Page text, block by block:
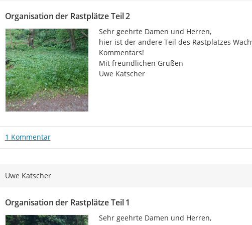
Organisation der Rastplätze Teil 2
Sehr geehrte Damen und Herren,
hier ist der andere Teil des Rastplatzes
Kommentars!
Mit freundlichen Grüßen
Uwe Katscher
1 Kommentar
Uwe Katscher
Organisation der Rastplätze Teil 1
Sehr geehrte Damen und Herren,